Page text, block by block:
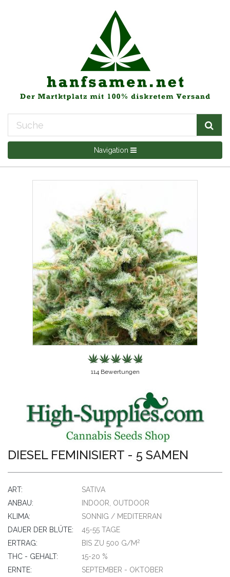
Navigation
114Bewertungen
DIESEL FEMINISIERT - 5 SAMEN
ART:
SATIVA
ANBAU:
INDOOR, OUTDOOR
KLIMA:
SONNIG / MEDITERRAN
DAUER DER BLÜTE:
45-55 TAGE
ERTRAG:
BIS ZU 500 G/M2
THC - GEHALT:
15-20 %
ERNTE:
SEPTEMBER - OKTOBER